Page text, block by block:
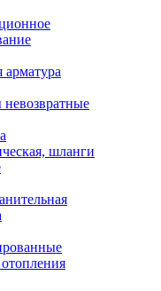
арматура
шланги